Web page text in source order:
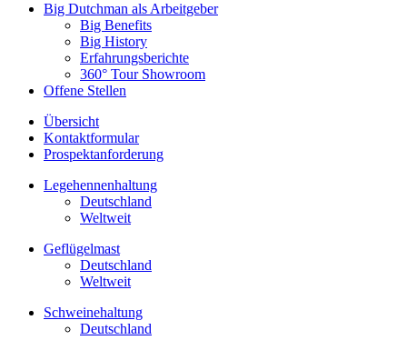
Big Dutchman als Arbeitgeber
Big Benefits
Big History
Erfahrungsberichte
360° Tour Showroom
Offene Stellen
Übersicht
Kontaktformular
Prospektanforderung
Legehennenhaltung
Deutschland
Weltweit
Geflügelmast
Deutschland
Weltweit
Schweinehaltung
Deutschland